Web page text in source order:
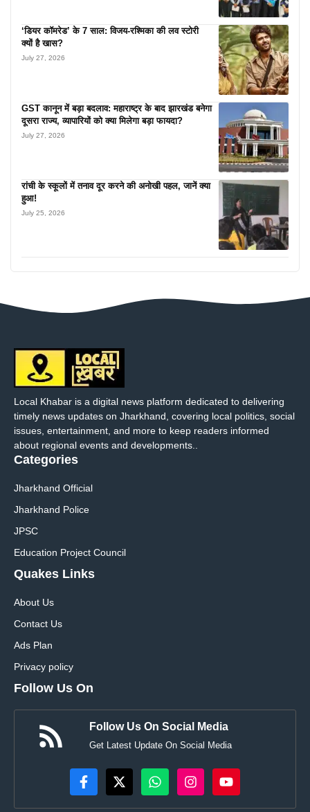
‘डियर कॉमरेड’ के 7 साल: विजय-रश्मिका की लव स्टोरी
क्यों है खास?
July 27, 2026
GST कानून में बड़ा बदलाव: महाराष्ट्र के बाद झारखंड बनेगा
दूसरा राज्य, व्यापारियों को क्या मिलेगा बड़ा फायदा?
July 27, 2026
रांची के स्कूलों में तनाव दूर करने की अनोखी पहल, जानें क्या
हुआ!
July 25, 2026
Local Khabar is a digital news platform dedicated to delivering
timely news updates on Jharkhand, covering local politics, social
issues, entertainment, and more to keep readers informed
about regional events and developments..
Categories
Jharkhand Official
Jharkhand Police
JPSC
Education Project Council
Quakes Links
About Us
Contact Us
Ads Plan
Privacy policy
Follow Us On
Follow Us On Social Media
Get Latest Update On Social Media